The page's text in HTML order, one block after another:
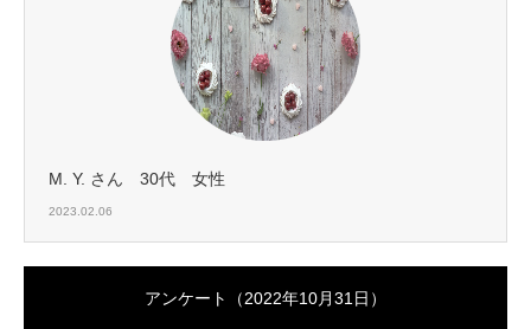
M. Y. さん 30代 女性
2023.02.06
アンケート（2022年10月31日）